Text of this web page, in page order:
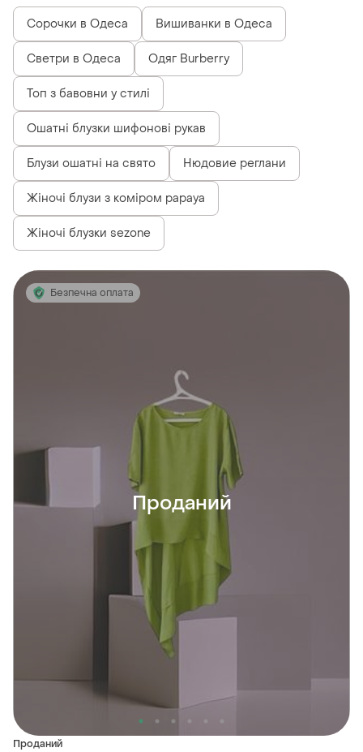
Сорочки в Одеса Вишиванки в Одеса
Светри в Одеса Одяг Burberry
Топ з бавовни у стилі
Ошатні блузки шифонові рукав
Блузи ошатні на свято Нюдовие реглани
Жіночі блузи з коміром papaya
Жіночі блузки sezone
Безпечна оплата
Проданий
Проданий